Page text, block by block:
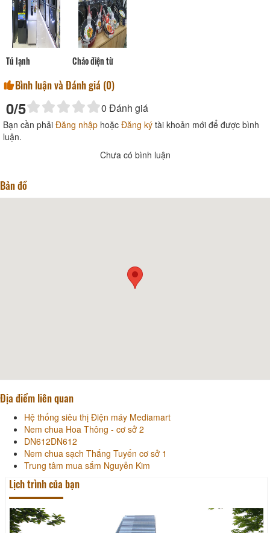
Tủ lạnh Chảo điện từ
Bình luận và Đánh giá (0)
0/5 0 Đánh giá
Bạn cần phải Đăng nhập hoặc Đăng ký tài khoản mới để được bình
luận.
Chưa có bình luận
Bản đồ
Địa điểm liên quan
Hệ thống siêu thị Điện máy Mediamart
Nem chua Hoa Thông - cơ sở 2
DN612DN612
Nem chua sạch Thắng Tuyến cơ sở 1
Trung tâm mua sắm Nguyễn Kim
Lịch trình của bạn